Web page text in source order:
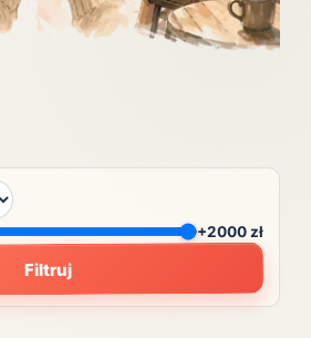
+2000 zł
Filtruj